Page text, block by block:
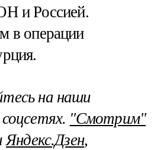
и Россией.
в операции
на наши
"Смотрим"
Яндекс.Дзен,